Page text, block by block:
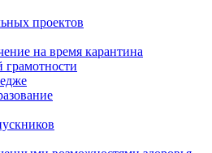
проектов
на время карантина